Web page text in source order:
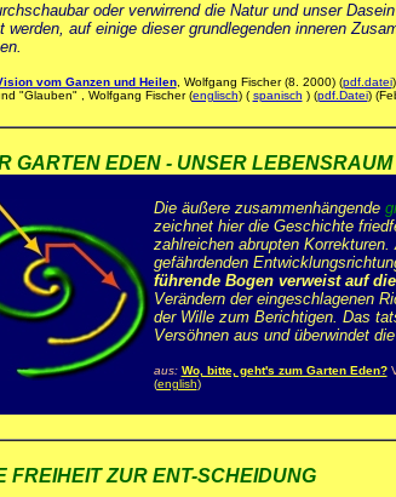
oder verwirrend die Natur und unser
werden, auf einige dieser grundlegenden inneren
vom Ganzen und Heilen, Wolfgang Fischer (8. 2000) (pdf.datei
"Glauben" , Wolfgang Fischer (englisch) ( spanisch ) (pdf.Datei)
GARTEN EDEN - UNSER LEBENSRAUM
Die äußere zusammenhängende
zeichnet hier die Geschichte
zahlreichen abrupten
gefährdenden
führende Bogen verweist auf
Verändern der eingeschlagenen
der Wille zum Berichtigen. Das
Versöhnen aus und überwindet
aus: Wo, bitte, geht's zum Garten Eden?
(english)
FREIHEIT ZUR ENT-SCHEIDUNG